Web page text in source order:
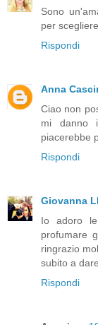
Sono
per
Rispondi
Anna
Ciao non
mi danno
piacerebbe
Rispondi
Giovanna
Io adoro
profumare
ringrazio
subito a
Rispondi